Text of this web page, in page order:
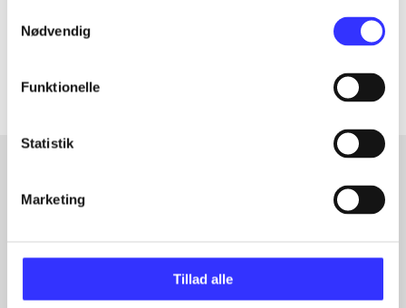
Nødvendig
Funktionelle
Statistik
Marketing
Tillad alle
Artikler med samme emner